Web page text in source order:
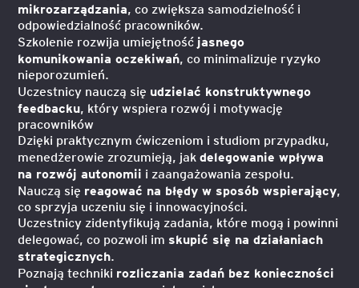
mikrozarządzania, co zwiększa samodzielność i
odpowiedzialność pracowników.
Szkolenie rozwija umiejętność jasnego
komunikowania oczekiwań, co minimalizuje ryzyko
nieporozumień.
Uczestnicy nauczą się udzielać konstruktywnego
feedbacku, który wspiera rozwój i motywację
pracowników
Dzięki praktycznym ćwiczeniom i studiom przypadku,
menedżerowie zrozumieją, jakdelegowanie wpływa
na rozwój autonomii i zaangażowania zespołu.
Nauczą się reagować na błędy w sposób wspierający,
co sprzyja uczeniu się i innowacyjności.
Uczestnicy zidentyfikują zadania, które mogą i powinni
delegować, co pozwoli im skupić się na działaniach
strategicznych.
Poznają techniki rozliczania zadań bez konieczności